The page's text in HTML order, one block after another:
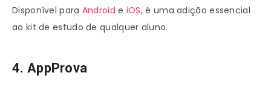
Disponível para Android e iOS, é uma adição essencial
ao kit de estudo de qualquer aluno.
4. AppProva